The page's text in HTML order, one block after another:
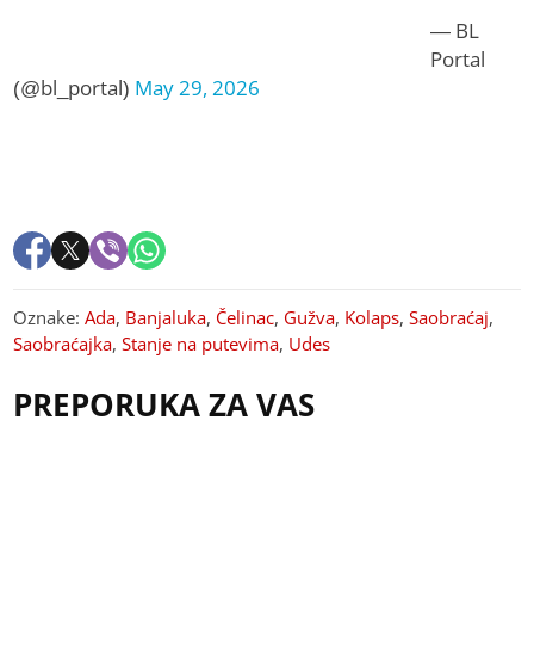
— BL
Portal
(@bl_portal) May 29, 2026
Oznake:Ada, Banjaluka, Čelinac, Gužva, Kolaps,Saobraćaj,
Saobraćajka,Stanje na putevima, Udes
PREPORUKA ZA VAS